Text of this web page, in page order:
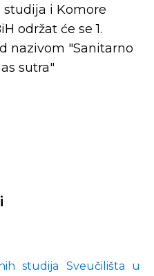
i Komore
održat će se 1.
nazivom "Sanitarno
sutra"
studija Sveučilišta u